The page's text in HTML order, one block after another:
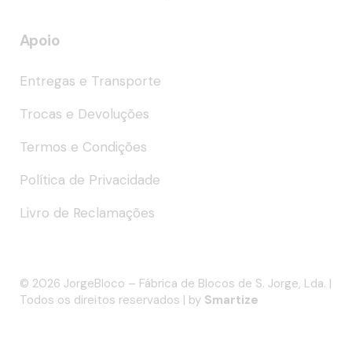
Apoio
Entregas e Transporte
Trocas e Devoluções
Termos e Condições
Política de Privacidade
Livro de Reclamações
© 2026 JorgeBloco – Fábrica de Blocos de S. Jorge, Lda. |
Todos os direitos reservados | by Smartize